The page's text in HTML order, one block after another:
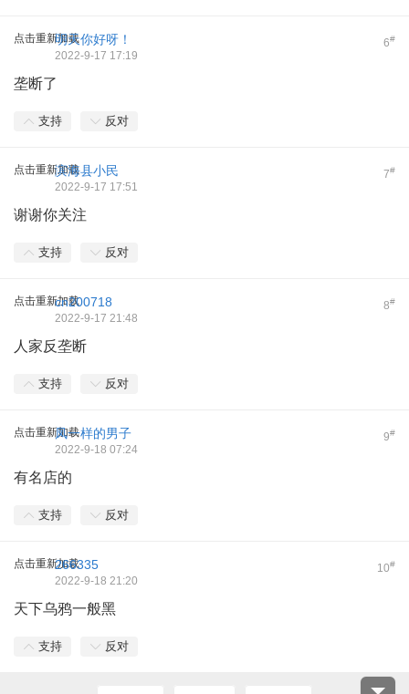
点击重新加载 6#
明天你好呀！
2022-9-17 17:19
垄断了
支持 反对
点击重新加载 7#
滨海县小民
2022-9-17 17:51
谢谢你关注
支持 反对
点击重新加载 8#
cn200718
2022-9-17 21:48
人家反垄断
支持 反对
点击重新加载 9#
凤一样的男子
2022-9-18 07:24
有名店的
支持 反对
点击重新加载 10#
266335
2022-9-18 21:20
天下乌鸦一般黑
支持 反对